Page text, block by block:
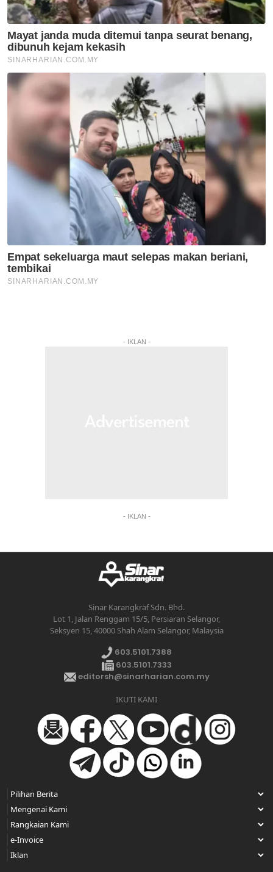
- IKLAN -
- IKLAN -
Sinar Karangkraf Sdn. Bhd.
Lot 1, Jalan Renggam 15/5, Persiaran Selangor,
Seksyen 15, 40000 Shah Alam Selangor, Malaysia
603.5101.7388
603.5101.7333
editorsh@sinarharian.com.my
IKUTI KAMI